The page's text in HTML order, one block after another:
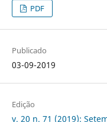
PDF
Publicado
03-09-2019
Edição
v. 20 n. 71 (2019):